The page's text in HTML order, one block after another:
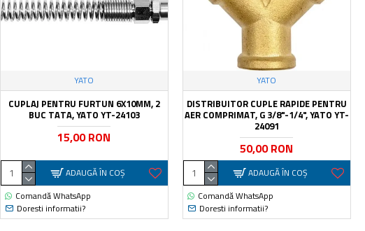
YATO
CUPLAJ PENTRU FURTUN 6X10MM, 2
BUC TATA, YATO YT-24103
15,00 RON
ADAUGĂ ÎN COŞ
Comandă WhatsApp
Doresti informatii?
YATO
DISTRIBUITOR CUPLE RAPIDE PENTRU
AER COMPRIMAT, G 3/8"-1/4", YATO YT-
24091
50,00 RON
ADAUGĂ ÎN COŞ
Comandă WhatsApp
Doresti informatii?